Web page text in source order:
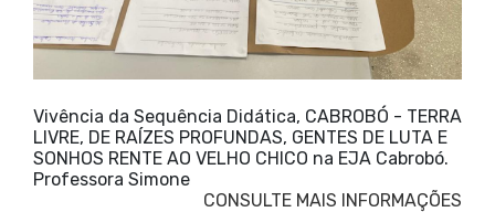
Vivência da Sequência Didática, CABROBÓ - TERRA
LIVRE, DE RAÍZES PROFUNDAS, GENTES DE LUTA E
SONHOS RENTE AO VELHO CHICO na EJA Cabrobó.
Professora Simone
CONSULTE MAIS INFORMAÇÕES